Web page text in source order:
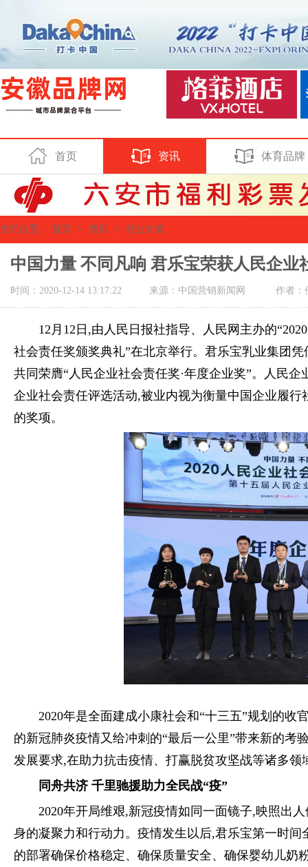
首页 资讯 体育品牌
当前位置： 首页 > 资讯 > 行业大奖
中国力量 不同凡响 君乐宝荣获人民企业
时间：2020-12-14 13:17:22 来源：中国营销新闻网 作者：
12月12日,由人民日报社指导、人民网主办的
社会责任奖颁奖典礼”在北京举行。君乐宝乳业集团
共同荣膺“人民企业社会责任奖·年度企业奖”。人民
企业社会责任评选活动,被业内视为衡量中国企业履
的奖项。
2020年是全面建成小康社会和“十三五”规划的
的新冠肺炎疫情又给冲刺的“最后一公里”带来新的考
发展要求,在助力抗击疫情、打赢脱贫攻坚战等诸多
同舟共济 千里驰援助力全民战“疫”
2020年开局维艰,新冠疫情如同一面镜子,映照出
身的凝聚力和行动力。疫情发生以后,君乐宝第一时
的部署确保价格稳定、确保质量安全、确保婴幼儿奶